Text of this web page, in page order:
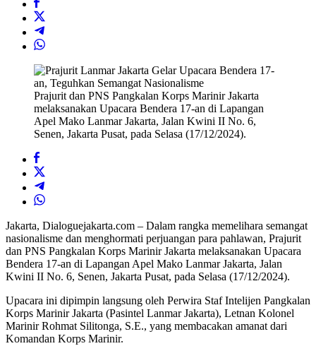
Prajurit dan PNS Pangkalan Korps Marinir Jakarta
melaksanakan Upacara Bendera 17-an di Lapangan
Apel Mako Lanmar Jakarta, Jalan Kwini II No. 6,
Senen, Jakarta Pusat, pada Selasa (17/12/2024).
Jakarta, Dialoguejakarta.com – Dalam rangka memelihara semangat
nasionalisme dan menghormati perjuangan para pahlawan, Prajurit
dan PNS Pangkalan Korps Marinir Jakarta melaksanakan Upacara
Bendera 17-an di Lapangan Apel Mako Lanmar Jakarta, Jalan
Kwini II No. 6, Senen, Jakarta Pusat, pada Selasa (17/12/2024).
Upacara ini dipimpin langsung oleh Perwira Staf Intelijen Pangkalan
Korps Marinir Jakarta (Pasintel Lanmar Jakarta), Letnan Kolonel
Marinir Rohmat Silitonga, S.E., yang membacakan amanat dari
Komandan Korps Marinir.